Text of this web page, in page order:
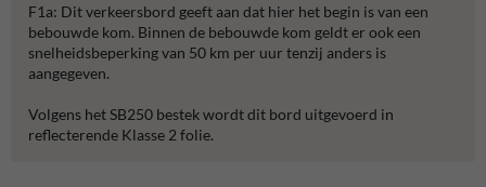
F1a: Dit verkeersbord geeft aan dat hier het begin is van een
bebouwde kom. Binnen de bebouwde kom geldt er ook een
snelheidsbeperking van 50 km per uur tenzij anders is
aangegeven.
Volgens het SB250 bestek wordt dit bord uitgevoerd in
reflecterende Klasse 2 folie.